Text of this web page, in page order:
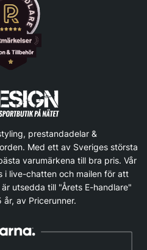
prestandadelar &
Med ett av Sveriges största
varumärkena till bra pris. Vår
i live-chatten och mailen för att
utsedda till "Årets E-handlare"
år, av Pricerunner.